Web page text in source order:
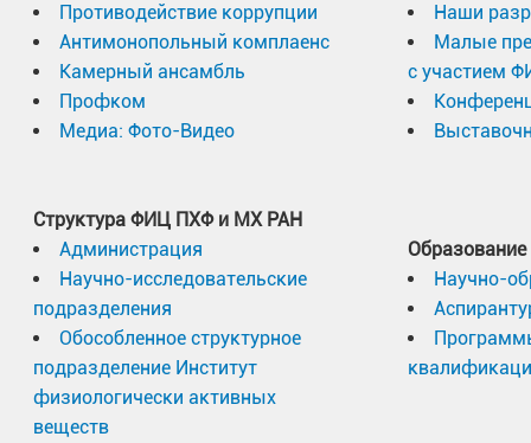
Противодействие коррупции
Антимонопольный комплаенс
Камерный ансамбль
Профком
Медиа: Фото-Видео
Структура ФИЦ ПХФ и МХ РАН
Администрация
Научно-исследовательские
подразделения
Обособленное структурное
подразделение Институт
физиологически активных
веществ
Наши
Малые
с участием
Образование
Научно-